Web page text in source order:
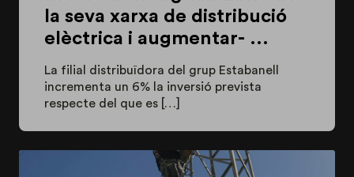
la seva xarxa de distribució
elèctrica i augmentar- ...
La filial distribuïdora del grup Estabanell
incrementa un 6% la inversió prevista
respecte del que es […]